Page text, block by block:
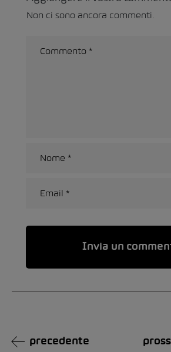
Non ci sono ancora commenti.
precedente